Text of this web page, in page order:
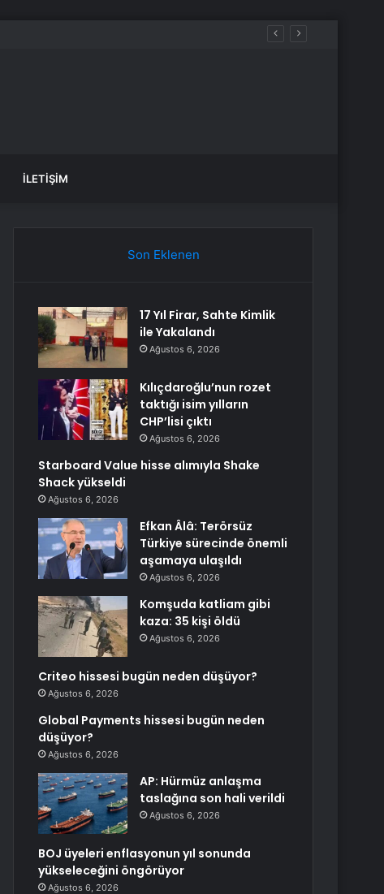
İLETIŞIM
Son Eklenen
17 Yıl Firar, Sahte Kimlik
ile Yakalandı
Ağustos 6, 2026
Kılıçdaroğlu’nun rozet
taktığı isim yılların
CHP’lisi çıktı
Ağustos 6, 2026
Starboard Value hisse alımıyla Shake
Shack yükseldi
Ağustos 6, 2026
Efkan Âlâ: Terörsüz
Türkiye sürecinde önemli
aşamaya ulaşıldı
Ağustos 6, 2026
Komşuda katliam gibi
kaza: 35 kişi öldü
Ağustos 6, 2026
Criteo hissesi bugün neden düşüyor?
Ağustos 6, 2026
Global Payments hissesi bugün neden
düşüyor?
Ağustos 6, 2026
AP: Hürmüz anlaşma
taslağına son hali verildi
Ağustos 6, 2026
BOJ üyeleri enflasyonun yıl sonunda
yükseleceğini öngörüyor
Ağustos 6, 2026